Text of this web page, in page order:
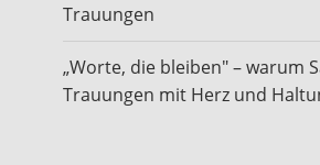
Trauungen
„Worte, die bleiben" – warum
Trauungen mit Herz und